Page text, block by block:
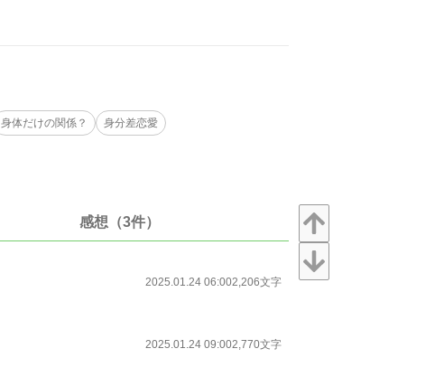
身体だけの関係？
身分差恋愛
感想（3件）
2025.01.24 06:002,206文字
2025.01.24 09:002,770文字